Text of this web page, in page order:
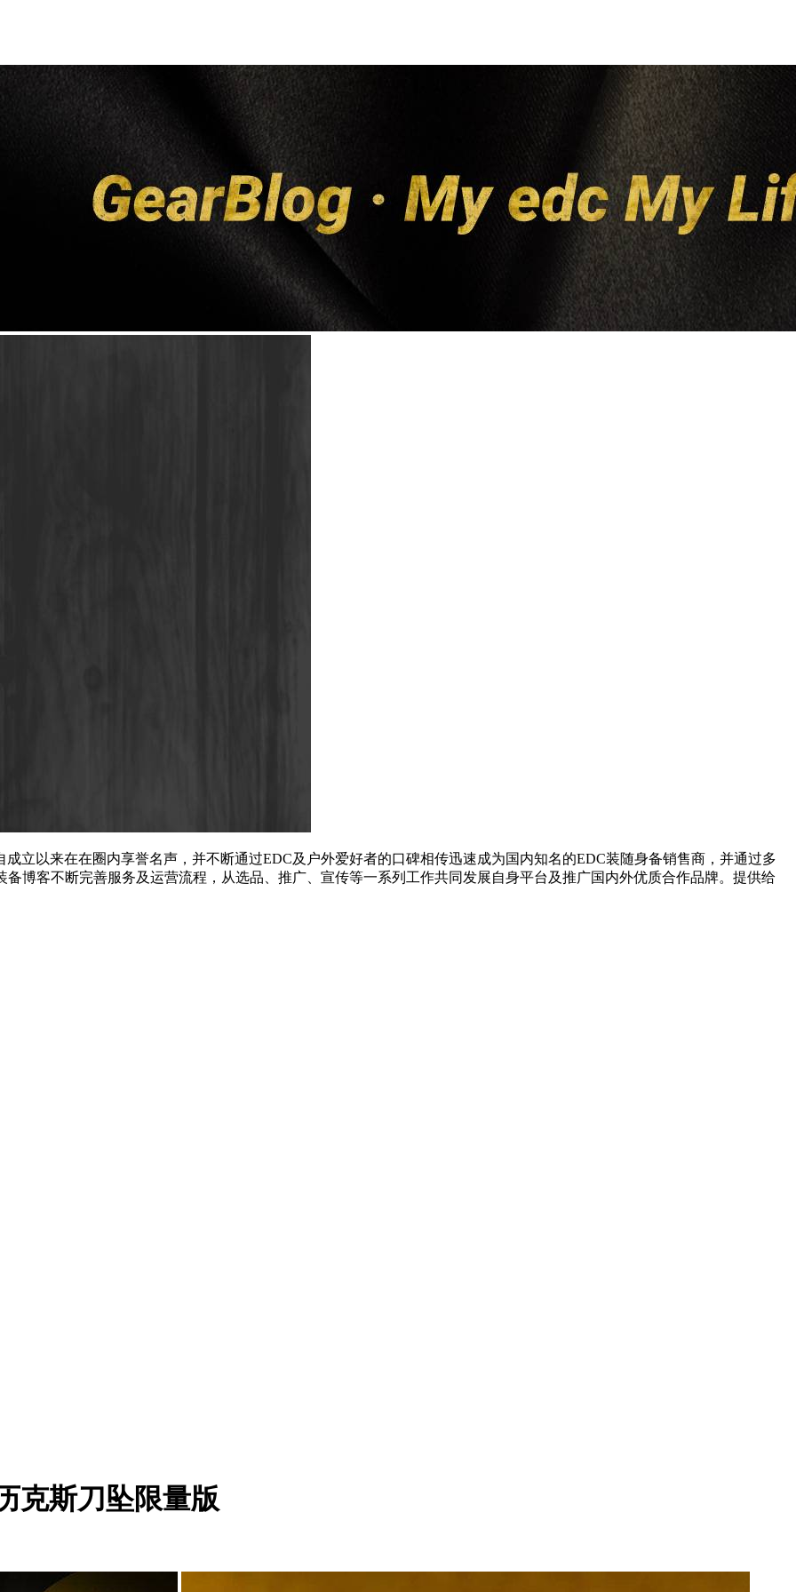
立以来在在圈内享誉名声，并不断通过EDC及户外爱好者的口碑相传迅速成为国内知名的EDC装随身备销售商，并通过多
博客不断完善服务及运营流程，从选品、推广、宣传等一系列工作共同发展自身平台及推广国内外优质合作品牌。提供给
克斯刀坠限量版